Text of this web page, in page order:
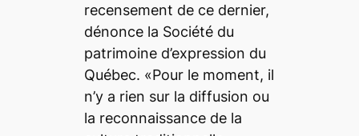
recensement de ce dernier,
dénonce la Société du
patrimoine d’expression du
Québec. «Pour le moment, il
n’y a rien sur la diffusion ou
la reconnaissance de la